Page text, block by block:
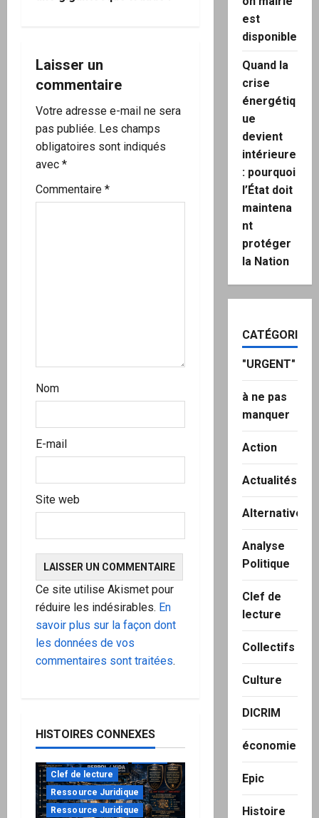
a
i
o
n
d
’
l
e
Laisser un
commentaire
Votre adresse e-mail ne sera
pas publiée. Les champs
obligatoires sont indiqués
avec *
Commentaire *
Nom
E-mail
Site web
Ce site utilise Akismet pour
réduire les indésirables. En
savoir plus sur la façon dont
les données de vos
commentaires sont traitées.
HISTOIRES CONNEXES
Clef de lecture
Ressource Juridique
Ressource Juridique
est
disponible
Quand la
crise
énergétiq
ue
devient
intérieure
: pourquoi
l’État doit
maintena
nt
protéger
la Nation
CATÉGORIES
"URGENT"
à ne pas
manquer
Action
Actualités
Alternatives
Analyse
Politique
Clef de
lecture
Collectifs
Culture
DICRIM
économie
Epic
Histoire